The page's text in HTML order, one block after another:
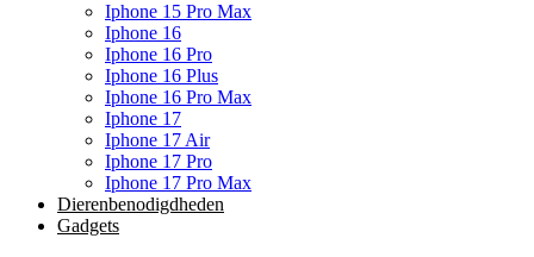
Iphone 15 Pro Max
Iphone 16
Iphone 16 Pro
Iphone 16 Plus
Iphone 16 Pro Max
Iphone 17
Iphone 17 Air
Iphone 17 Pro
Iphone 17 Pro Max
Dierenbenodigdheden
Gadgets